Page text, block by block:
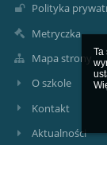
Ta
Polityka
Metryczka
Mapa strony
O szkole
Kontakt
Aktualności